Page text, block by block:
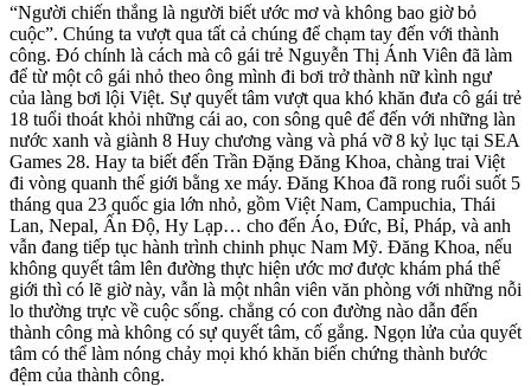
“Người chiến thắng là người biết ước mơ và không bao giờ bỏ
cuộc”. Chúng ta vượt qua tất cả chúng để chạm tay đến với thành
công. Đó chính là cách mà cô gái trẻ Nguyễn Thị Ánh Viên đã làm
để từ một cô gái nhỏ theo ông mình đi bơi trở thành nữ kình ngư
của làng bơi lội Việt. Sự quyết tâm vượt qua khó khăn đưa cô gái trẻ
18 tuổi thoát khỏi những cái ao, con sông quê để đến với những làn
nước xanh và giành 8 Huy chương vàng và phá vỡ 8 kỷ lục tại SEA
Games 28. Hay ta biết đến Trần Đặng Đăng Khoa, chàng trai Việt
đi vòng quanh thế giới bằng xe máy. Đăng Khoa đã rong ruổi suốt 5
tháng qua 23 quốc gia lớn nhỏ, gồm Việt Nam, Campuchia, Thái
Lan, Nepal, Ấn Độ, Hy Lạp… cho đến Áo, Đức, Bỉ, Pháp, và anh
vẫn đang tiếp tục hành trình chinh phục Nam Mỹ. Đăng Khoa, nếu
không quyết tâm lên đường thực hiện ước mơ được khám phá thế
giới thì có lẽ giờ này, vẫn là một nhân viên văn phòng với những nỗi
lo thường trực về cuộc sống. chẳng có con đường nào dẫn đến
thành công mà không có sự quyết tâm, cố gắng. Ngọn lửa của quyết
tâm có thể làm nóng chảy mọi khó khăn biến chứng thành bước
đệm của thành công.